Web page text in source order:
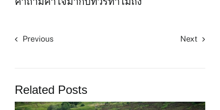
Previous Next
Related Posts